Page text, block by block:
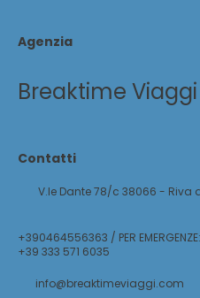
Agenzia
Breaktime Viaggi
Contatti
V.le Dante 78/c 38066 - Riva
+390464556363 / PER
+39 333 571 6035
info@breaktimeviaggi.com